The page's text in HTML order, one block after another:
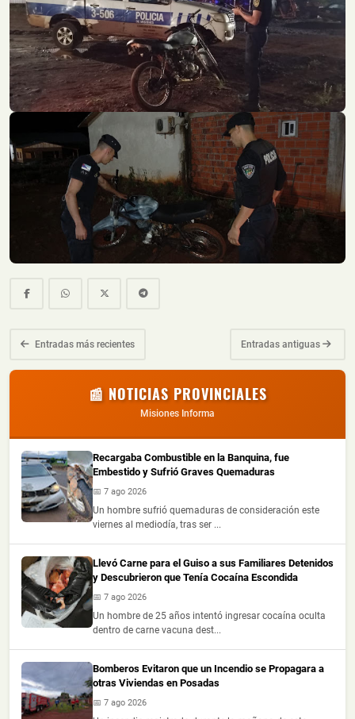
Entradas más recientes Entradas antiguas
📰 NOTICIAS PROVINCIALES
Misiones Informa
Recargaba Combustible en la Banquina, fue
Embestido y Sufrió Graves Quemaduras
📅 7 ago 2026
Un hombre sufrió quemaduras de consideración este
viernes al mediodía, tras ser ...
Llevó Carne para el Guiso a sus Familiares Detenidos
y Descubrieron que Tenía Cocaína Escondida
📅 7 ago 2026
Un hombre de 25 años intentó ingresar cocaína oculta
dentro de carne vacuna dest...
Bomberos Evitaron que un Incendio se Propagara a
otras Viviendas en Posadas
📅 7 ago 2026